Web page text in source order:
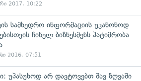
2017, 10:22
სამხედრო ინფორმაციის უკანონოდ
ჩინელ ბიზნესმენს პატიმრობა
2016, 07:51
უპასუხოდ არ დავტოვებთ შავ ზღვაში